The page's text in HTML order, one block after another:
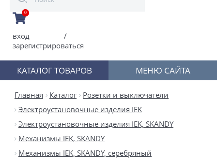
0
вход
/
зарегистрироваться
КАТАЛОГ ТОВАРОВ МЕНЮ САЙТА
Главная Каталог
Розетки и выключатели
Электроустановочные изделия IEK
Электроустановочные изделия IEK, SKANDY
Механизмы IEK, SKANDY
Механизмы IEK, SKANDY, серебряный